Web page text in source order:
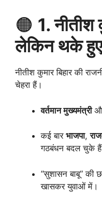
🟠 1.
लेकिन थके
नीतीश कुमार बिहार की
चेहरा हैं।
वर्तमान मुख्यमंत्री
कई बार भाजपा,
गठबंधन बदल चुके
“सुशासन बाबू” की
खासकर युवाओं में।